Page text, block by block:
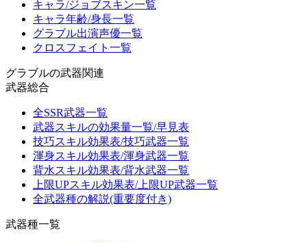
キャラ/ジョブスキン一覧
キャラ年齢/身長一覧
グラブル出演声優一覧
クロスフェイト一覧
グラブルの武器関連
武器総合
全SSR武器一覧
武器スキルの効果量一覧/早見表
技巧スキル効果表/技巧武器一覧
渾身スキル効果表/渾身武器一覧
背水スキル効果表/背水武器一覧
上限UPスキル効果表/上限UP武器一覧
全武器種の解説(重要度付き)
武器種一覧